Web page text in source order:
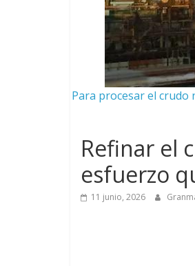
Para procesar el
Refinar el
esfuerzo
11 junio, 2026